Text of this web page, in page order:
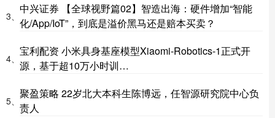
3、
中兴证券 【全球视野篇02】智造出海：硬件增加“智能
化/App/IoT”，到底是溢价黑马还是赔本买卖？
4、
宝利配资 小米具身基座模型Xiaomi-Robotics-1正式开
源，基于超10万小时训…
5、
聚盈策略 22岁北大本科生陈博远，任智源研究院中心负
责人